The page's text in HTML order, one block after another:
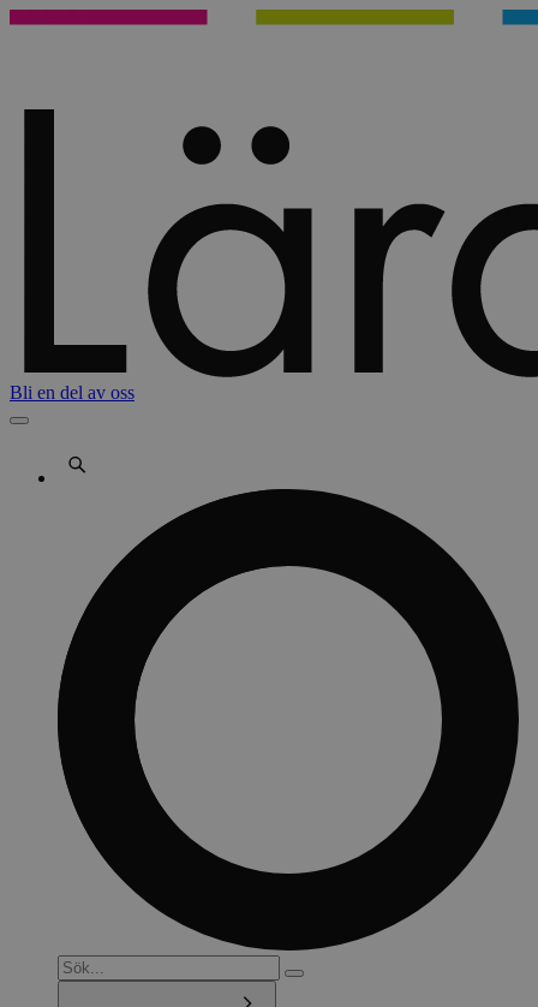
Bli en del av oss